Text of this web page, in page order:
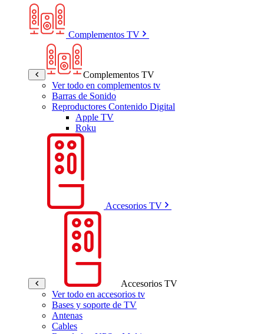
Complementos TV
Complementos TV
Ver todo en complementos tv
Barras de Sonido
Reproductores Contenido Digital
Apple TV
Roku
Accesorios TV
Accesorios TV
Ver todo en accesorios tv
Bases y soporte de TV
Antenas
Cables